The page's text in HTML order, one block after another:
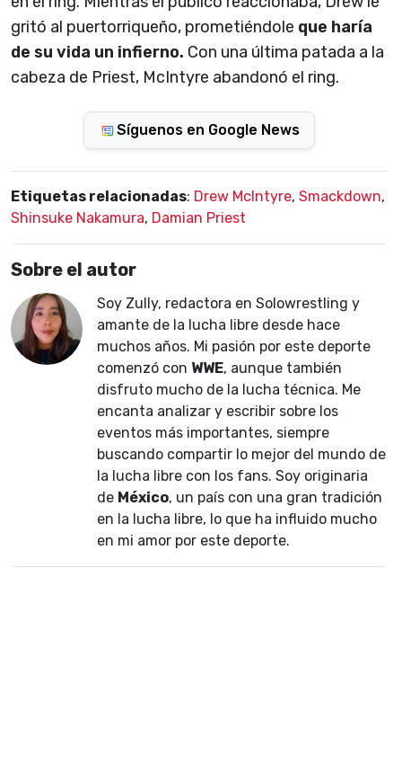
gritó al puertorriqueño, prometiéndole que haría
de su vida un infierno. Con una última patada a la
cabeza de Priest, McIntyre abandonó el ring.
Síguenos en Google News
Etiquetas relacionadas: Drew McIntyre, Smackdown,
Shinsuke Nakamura, Damian Priest
Sobre el autor
Soy Zully, redactora en Solowrestling y
amante de la lucha libre desde hace
muchos años. Mi pasión por este deporte
comenzó con WWE, aunque también
disfruto mucho de la lucha técnica. Me
encanta analizar y escribir sobre los
eventos más importantes, siempre
buscando compartir lo mejor del mundo de
la lucha libre con los fans. Soy originaria
de México, un país con una gran tradición
en la lucha libre, lo que ha influido mucho
en mi amor por este deporte.